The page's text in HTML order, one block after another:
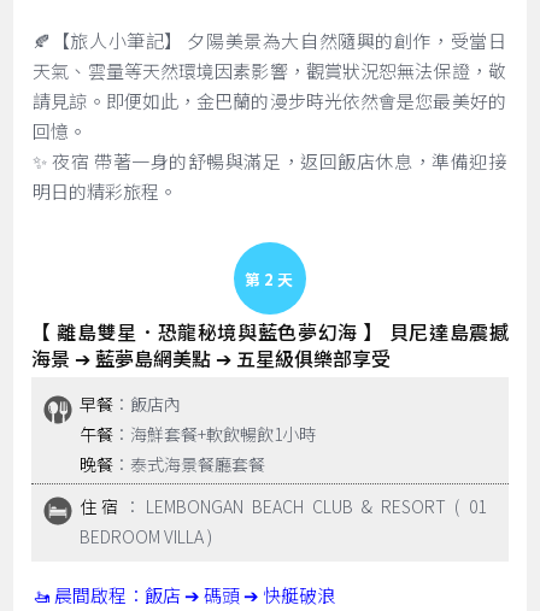
🍂【旅人小筆記】 夕陽美景為大自然隨興的創作，受當日
天氣、雲量等天然環境因素影響，觀賞狀況恕無法保證，敬
請見諒。即便如此，金巴蘭的漫步時光依然會是您最美好的
回憶。
✨ 夜宿 帶著一身的舒暢與滿足，返回飯店休息，準備迎接
明日的精彩旅程。
Day 2
【 離島雙星．恐龍秘境與藍色夢幻海 】 貝尼達島震撼
海景 ➔ 藍夢島網美點 ➔ 五星級俱樂部享受
早餐 ：飯店內
午餐 ：海鮮套餐+軟飲暢飲1小時
晚餐 ：泰式海景餐廳套餐
住宿 ：LEMBONGAN BEACH CLUB & RESORT ( 01
BEDROOM VILLA )
🚤 晨間啟程：飯店 ➔ 碼頭 ➔ 快艇破浪